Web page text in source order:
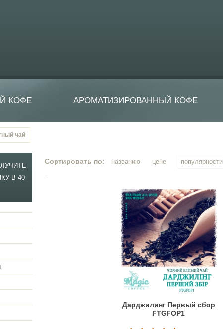
КОФЕ АРОМАТИЗИРОВАННЫЙ КОФЕ
чай
В 40
Сортировать по: названию цене популярности
Дарджилинг Первый сбор
FTGFOP1